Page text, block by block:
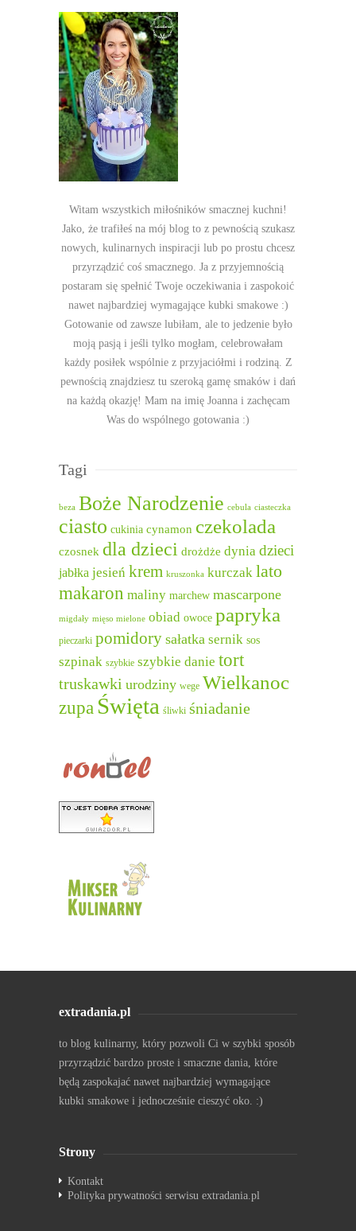
Witam wszystkich miłośników smacznej kuchni!
Jako, że trafiłeś na mój blog to z pewnością szukasz
nowych, kulinarnych inspiracji lub po prostu chcesz
przyrządzić coś smacznego. Ja z przyjemnością
postaram się spełnić Twoje oczekiwania i zaspokoić
nawet najbardziej wymagające kubki smakowe :)
Gotowanie od zawsze lubiłam, ale to jedzenie było
moją pasją i jeśli tylko mogłam, celebrowałam
każdy posiłek wspólnie z przyjaciółmi i rodziną. Z
pewnością znajdziesz tu szeroką gamę smaków i dań
na każdą okazję! Mam na imię Joanna i zachęcam
Was do wspólnego gotowania :)
Tagi
beza Boże Narodzenie cebula ciasteczka
ciasto cukinia cynamon czekolada
czosnek dla dzieci drożdże dynia dzieci
jabłka jesień krem kruszonka kurczak lato
makaron maliny marchew mascarpone
migdały mięso mielone obiad owoce papryka
pieczarki pomidory sałatka sernik sos
szpinak szybkie szybkie danie tort
truskawki urodziny wege Wielkanoc
zupa Święta śliwki śniadanie
extradania.pl
to blog kulinarny, który pozwoli Ci w szybki sposób
przyrządzić bardzo proste i smaczne dania, które
będą zaspokajać nawet najbardziej wymagające
kubki smakowe i jednocześnie cieszyć oko. :)
Strony
Kontakt
Polityka prywatności serwisu extradania.pl